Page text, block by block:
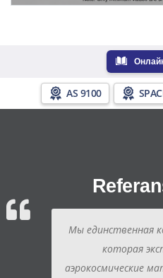
AS 9100
Мы единственная
которая
аэрокосмические